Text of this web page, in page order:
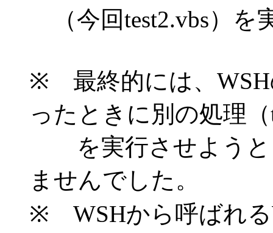
（今回test2.vbs）を
※ 最終的には、WSH
ったときに別の処理（
を実行させようと
ませんでした。
※ WSHから呼ばれる